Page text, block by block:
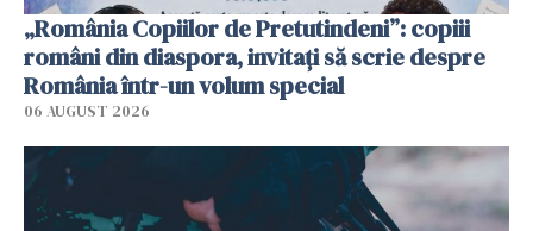
„România Copiilor de Pretutindeni”: copiii
români din diaspora, invitați să scrie despre
România într-un volum special
06 AUGUST 2026